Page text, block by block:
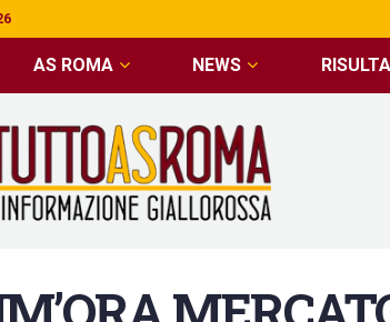
AS ROMA NEWS